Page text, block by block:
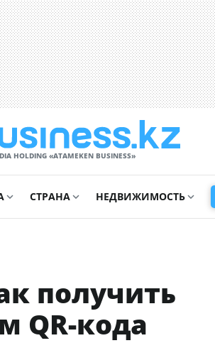
HOLDING «ATAMEKЕN BUSINESS»
СТРАНА НЕДВИЖИМОСТЬ
получить
QR-кода